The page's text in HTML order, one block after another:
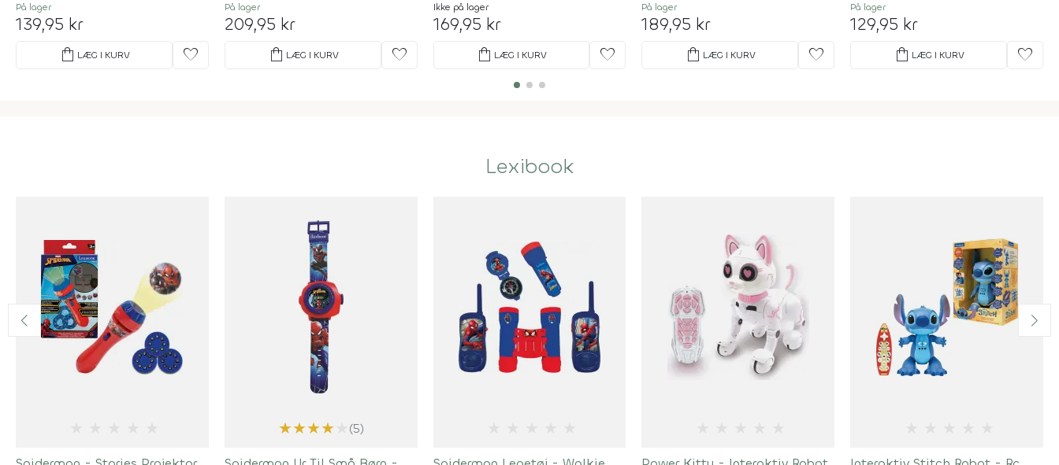
På lager
139,95 kr
shopping_bag LÆG I KURV favorite
På lager
209,95 kr
shopping_bag LÆG I KURV favorite
Ikke på lager
169,95 kr
shopping_bag LÆG I KURV favorite
På lager
189,95 kr
shopping_bag LÆG I KURV favorite
På lager
129,95 kr
shopping_bag LÆG I KURV favorite
Lexibook
★★★★ (5)